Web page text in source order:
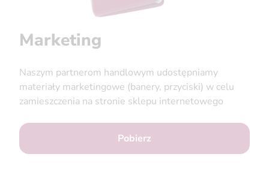
Marketing
Naszym partnerom handlowym udostępniamy
materiały marketingowe (banery, przyciski) w celu
zamieszczenia na stronie sklepu internetowego
Pobierz